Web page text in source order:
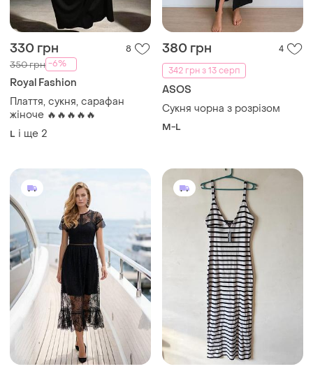
330 грн 8
350 грн -6%
Royal Fashion
Плаття, сукня, сарафан
жіноче 🔥🔥🔥🔥🔥
L і ще 2
380 грн
4
342 грн з 13 серп
ASOS
Сукня чорна з розрізом
M-L